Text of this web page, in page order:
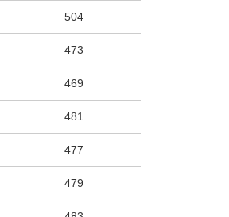
504
473
469
481
477
479